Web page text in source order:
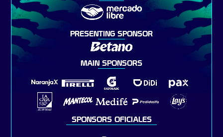
PRESENTING SPONSOR
MAIN SPONSORS
SPONSORS OFICIALES